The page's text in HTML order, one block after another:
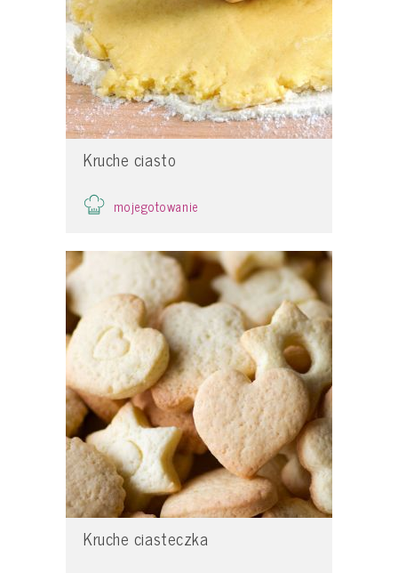
Kruche ciasto
mojegotowanie
Kruche ciasteczka